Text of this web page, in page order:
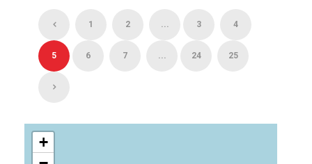
1 2 ... 3 4
5 6 7 ... 24 25
+